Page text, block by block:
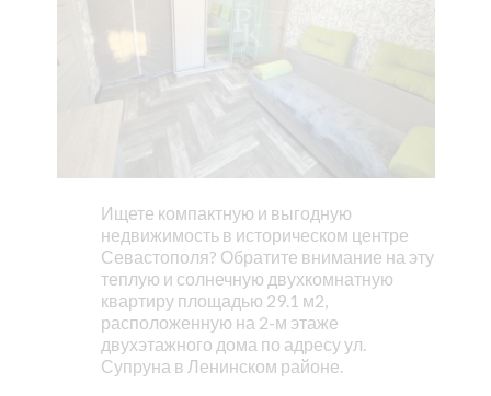
Ищете компактную и выгодную
недвижимость в историческом центре
Севастополя? Обратите внимание на эту
теплую и солнечную двухкомнатную
квартиру площадью 29.1 м2,
расположенную на 2-м этаже
двухэтажного дома по адресу ул.
Супруна в Ленинском районе.